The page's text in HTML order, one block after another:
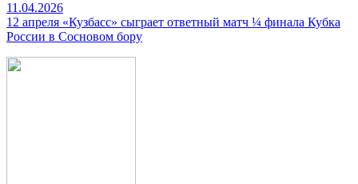
11.04.2026
12 апреля «Кузбасс» сыграет ответный матч ¼ финала Кубка
России в Сосновом бору